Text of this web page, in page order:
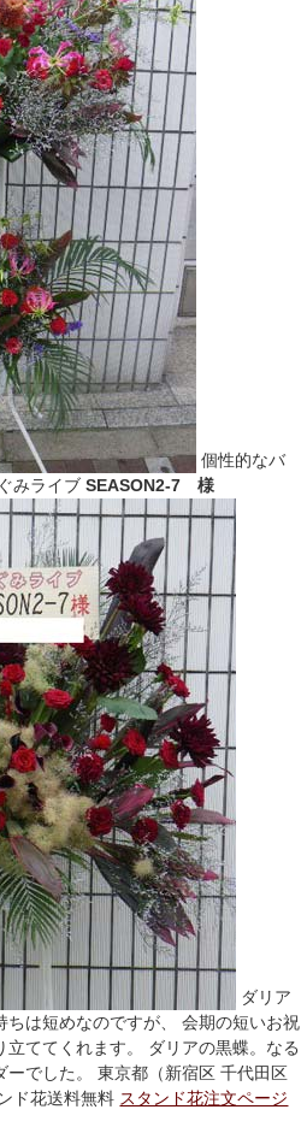
個性的なバ
みライブSEASON2-7 様
ダリア
ちは短めなのですが、 会期の短いお祝
ててくれます。 ダリアの黒蝶。なる
ーでした。 東京都（新宿区 千代田区
ド花送料無料 スタンド花注文ページ